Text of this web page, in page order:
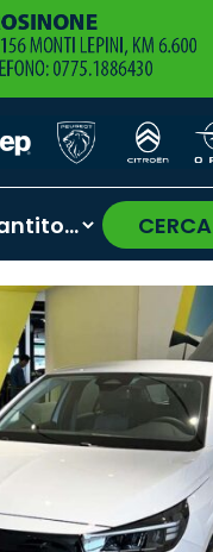
CERCA